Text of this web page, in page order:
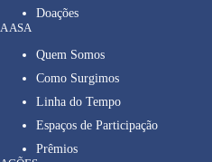
Doações
A ASA
Quem Somos
Como Surgimos
Linha do Tempo
Espaços de Participação
Prêmios